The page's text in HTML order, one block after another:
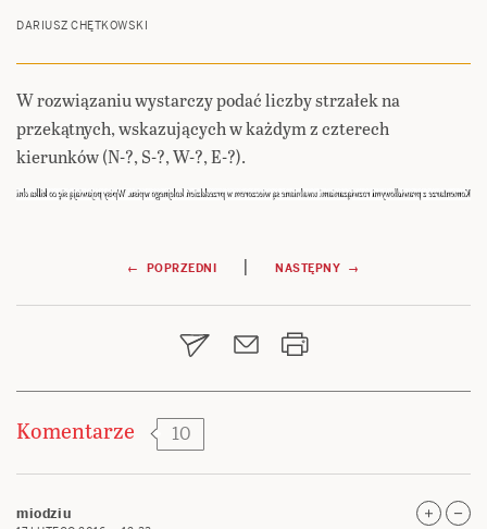
DARIUSZ CHĘTKOWSKI
W rozwiązaniu wystarczy podać liczby strzałek na
przekątnych, wskazujących w każdym z czterech
kierunków (N-?, S-?, W-?, E-?).
Nawigacja
wpisu
← POPRZEDNI | NASTĘPNY →
Komentarze 10
miodziu